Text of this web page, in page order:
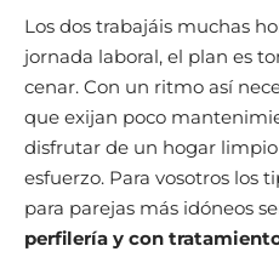
Los dos trabajáis muchas
jornada laboral, el plan es
cenar. Con un ritmo así
que exijan poco
disfrutar de un hogar
esfuerzo. Para vosotros los
para parejas más idóneos
perfilería y con